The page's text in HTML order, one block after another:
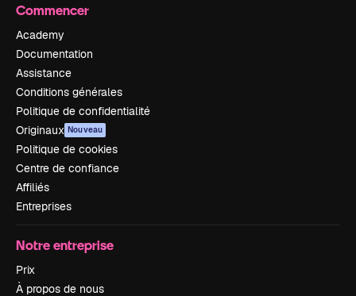
Commencer
Academy
Documentation
Assistance
Conditions générales
Politique de confidentialité
Originaux Nouveau
Politique de cookies
Centre de confiance
Affiliés
Entreprises
Notre entreprise
Prix
À propos de nous